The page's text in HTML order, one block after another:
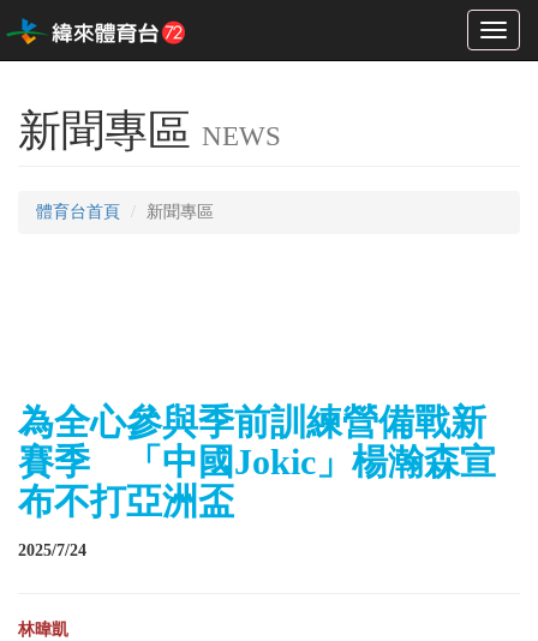
Toggle
新聞專區 NEWS
體育台首頁 新聞專區
為全心參與季前訓練營備戰新
賽季 「中國Jokic」楊瀚森宣
布不打亞洲盃
2025/7/24
林暐凱